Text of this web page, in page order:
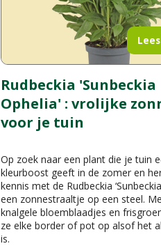
Rudbeckia 'Sunbeckia
Ophelia' : vrolijke
voor je tuin
Op zoek naar een plant die je tuin
kleurboost geeft in de zomer en
kennis met de Rudbeckia
een zonnestraaltje op een steel.
knalgele bloemblaadjes en
ze elke border of pot op alsof het
is.